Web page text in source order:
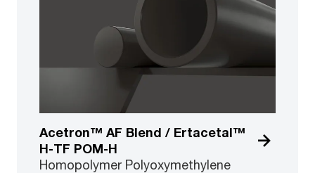
Acetron™ AF Blend / Ertacetal™
H-TF POM-H
Homopolymer Polyoxymethylene